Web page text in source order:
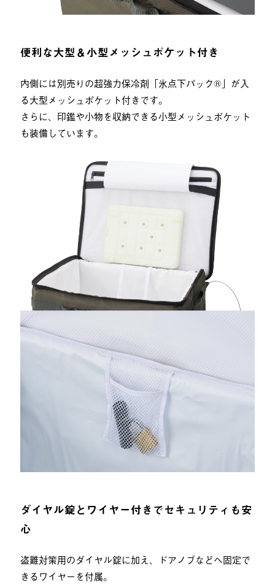
便利な大型＆小型メッシュポケット付き
内側には別売りの超強力保冷剤「氷点下パック®︎」が入
る大型メッシュポケット付きです。
さらに、印鑑や小物を収納できる小型メッシュポケット
も装備しています。
ダイヤル錠とワイヤー付きでセキュリティも安
心
盗難対策用のダイヤル錠に加え、ドアノブなどへ固定で
きるワイヤーを付属。